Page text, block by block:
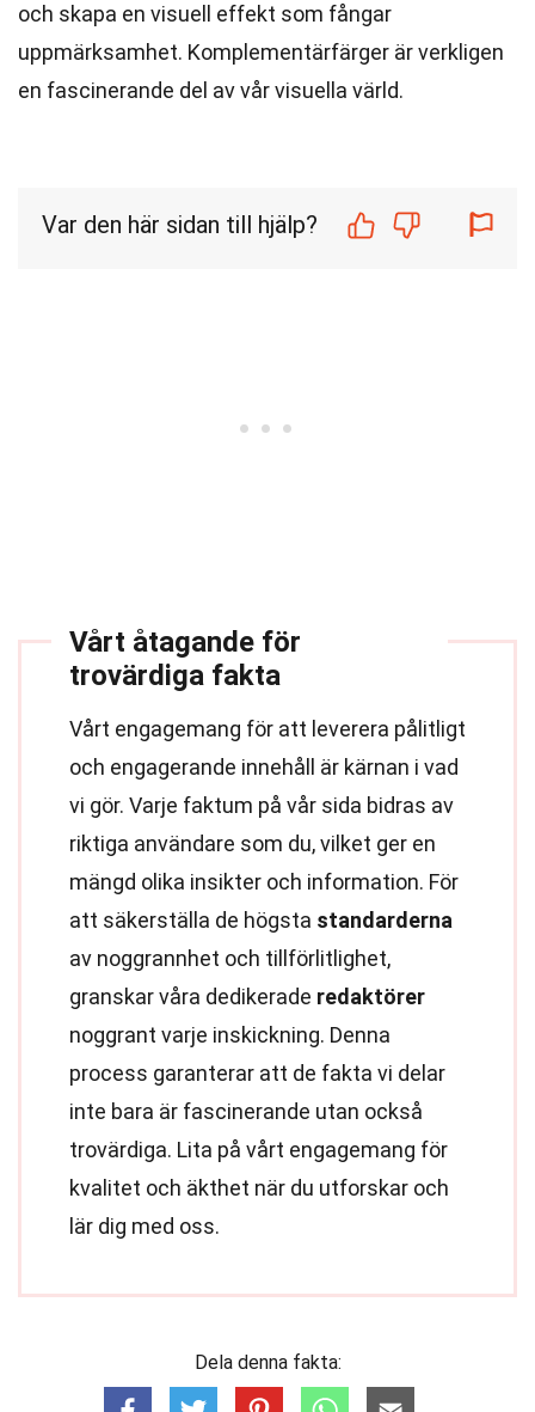
och skapa en visuell effekt som fångar
uppmärksamhet. Komplementärfärger är verkligen
en fascinerande del av vår visuella värld.
Var den här sidan till hjälp?
Vårt åtagande för
trovärdiga fakta
Vårt engagemang för att leverera pålitligt
och engagerande innehåll är kärnan i vad
vi gör. Varje faktum på vår sida bidras av
riktiga användare som du, vilket ger en
mängd olika insikter och information. För
att säkerställa de högsta standarderna
av noggrannhet och tillförlitlighet,
granskar våra dedikerade redaktörer
noggrant varje inskickning. Denna
process garanterar att de fakta vi delar
inte bara är fascinerande utan också
trovärdiga. Lita på vårt engagemang för
kvalitet och äkthet när du utforskar och
lär dig med oss.
Dela denna fakta: